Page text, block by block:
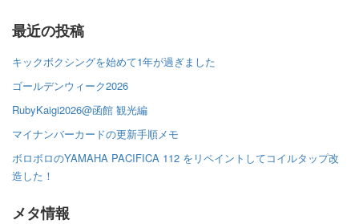
最近の投稿
キックボクシングを始めて1年が過ぎました
ゴールデンウィーク2026
RubyKaigi2026@函館 観光編
マイナンバーカードの更新手順メモ
ボロボロのYAMAHA PACIFICA 112 をリペイントしてコイルタップ改
造した！
メタ情報